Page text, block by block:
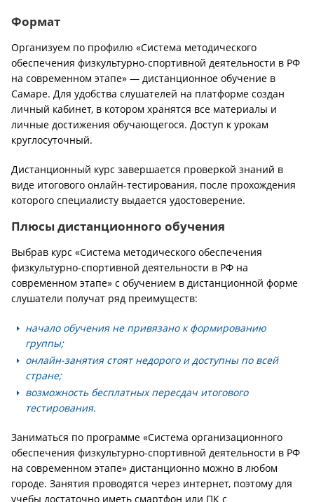
Формат
Организуем по профилю «Система методического
обеспечения физкультурно-спортивной деятельности в РФ
на современном этапе» — дистанционное обучение в
Самаре. Для удобства слушателей на платформе создан
личный кабинет, в котором хранятся все материалы и
личные достижения обучающегося. Доступ к урокам
круглосуточный.
Дистанционный курс завершается проверкой знаний в
виде итогового онлайн-тестирования, после прохождения
которого специалисту выдается удостоверение.
Плюсы дистанционного обучения
Выбрав курс «Система методического обеспечения
физкультурно-спортивной деятельности в РФ на
современном этапе» с обучением в дистанционной форме
слушатели получат ряд преимуществ:
начало обучения не привязано к формированию
группы;
онлайн-занятия стоят недорого и доступны по всей
стране;
возможность бесплатных пересдач итогового
тестирования.
Заниматься по программе «Система организационного
обеспечения физкультурно-спортивной деятельности в РФ
на современном этапе» дистанционно можно в любом
городе. Занятия проводятся через интернет, поэтому для
учебы достаточно иметь смартфон или ПК с